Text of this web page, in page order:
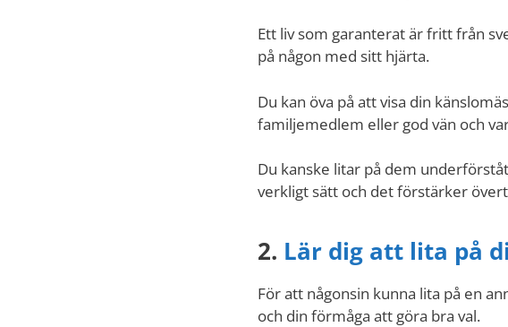
Ett liv som garanterat är fritt från
på någon med sitt hjärta.
Du kan öva på att visa din
familjemedlem eller god vän och
Du kanske litar på dem
verkligt sätt och det förstärker
2. Lär dig att lita på
För att någonsin kunna lita på en
och din förmåga att göra bra val.